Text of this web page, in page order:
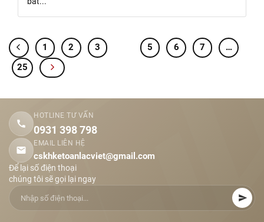
1 2 3 5 6 7
…
25
HOTLINE TƯ VẤN
0931 398 798
EMAIL LIÊN HỆ
cskhketoanlacviet@gmail.com
Để lại số điện thoại
chúng tôi sẽ gọi lại ngay